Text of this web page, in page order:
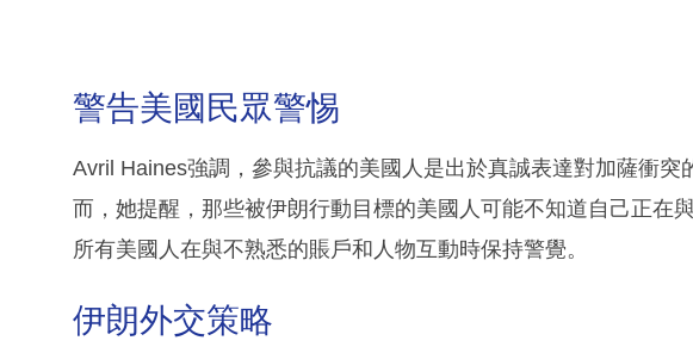
警告美國民眾警惕
Avril Haines強調，參與抗議的美國人是出於真誠表達對加薩衝突
而，她提醒，那些被伊朗行動目標的美國人可能不知道自己正在
所有美國人在與不熟悉的賬戶和人物互動時保持警覺。
伊朗外交策略